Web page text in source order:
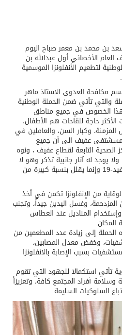
بن محمد بن معمر صباح اليوم
الأخصائي أول عبدالله بن
لتطعيم الأنفلونزا الموسمية
مكافحة العدوى الاستاذ ماهر
والتي تأتي ضمن الحملة الوطنية
الخصوص في جميع مناطق
الأكثر حاجة للقاحات هم الأطفال،
المزمنة، وكبار السن، والعاملين في
مسشتفى عفيف الى أن جميع
الصحية التابعة لقطاع عفيف ، ونوه
يوجد له آثار جانبية تذكر وهو لا
يقي من الإصابة بفيروس كوفيد-19 وإنما يقلل بنسبة كبيرة من
من الإنفلونزا تكمن في أخذ
المزدحمة، وغسل اليدين جيداً، وتجنب
المناديل عند العطاس
المكان.
إلى زيادة عدد المطعمين من
وخفض معدل المصابين،
بسبب الإصابة بالانفلونزا
تأتي استكمالا للجهود التي تقوم
أفراد المجتمع كافة، وتعزيزاً
السلوكيات السليمة.